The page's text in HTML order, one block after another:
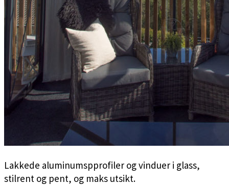
Lakkede aluminumspprofiler og vinduer i glass,
stilrent og pent, og maks utsikt.